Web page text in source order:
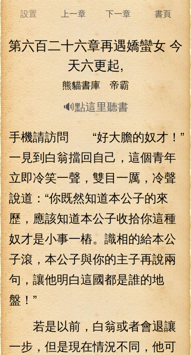
設置 上一章 下一章 書頁
第六百二十六章再遇嬌蠻女 今
天六更起,
熊貓書庫 帝霸
🔊點這里聽書
手機請訪問 “好大膽的奴才！”
一見到白翁擋回自己，這個青年
立即冷笑一聲，雙目一厲，冷聲
說道：“你既然知道本公子的來
歷，應該知道本公子收拾你這種
奴才是小事一樁。識相的給本公
子滾，本公子與你的主子再說兩
句，讓他明白這國都是誰的地
盤！”
若是以前，白翁或者會退讓
一步，但是現在情況不同，他可